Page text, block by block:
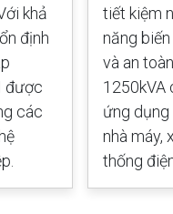
khả
định
được
các
tiết kiệm
năng
và an
1250kVA
ứng
nhà máy,
thống